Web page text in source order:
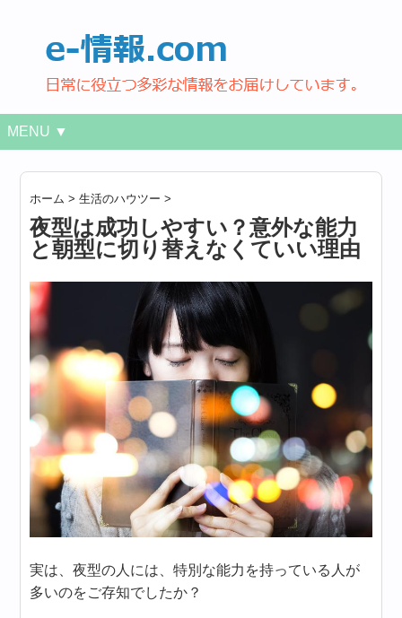
MENU ▼
ホーム >生活のハウツー >
夜型は成功しやすい？意外な能力
と朝型に切り替えなくていい理由
実は、夜型の人には、特別な能力を持っている人が
多いのをご存知でしたか？